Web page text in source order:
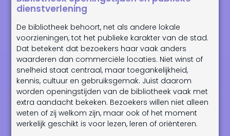
dienstverlening
De bibliotheek behoort, net als andere lokale
voorzieningen, tot het publieke karakter van de stad.
Dat betekent dat bezoekers haar vaak anders
waarderen dan commerciële locaties. Niet winst of
snelheid staat centraal, maar toegankelijkheid,
kennis, cultuur en gebruiksgemak. Juist daarom
worden openingstijden van de bibliotheek vaak met
extra aandacht bekeken. Bezoekers willen niet alleen
weten of zij welkom zijn, maar ook of het moment
werkelijk geschikt is voor lezen, leren of oriënteren.